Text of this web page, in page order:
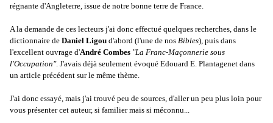
régnante d'Angleterre, issue de notre bonne terre de France.
A la demande de ces lecteurs j'ai donc effectué quelques recherches, dans le
dictionnaire de Daniel Ligou d'abord (l'une de nos Bibles), puis dans
l'excellent ouvrage d'André Combes "La Franc-Maçonnerie sous
l'Occupation". J'avais déjà seulement évoqué Edouard E. Plantagenet dans
un article précédent sur le même thème.
J'ai donc essayé, mais j'ai trouvé peu de sources, d'aller un peu plus loin pour
vous présenter cet auteur, si familier mais si méconnu...